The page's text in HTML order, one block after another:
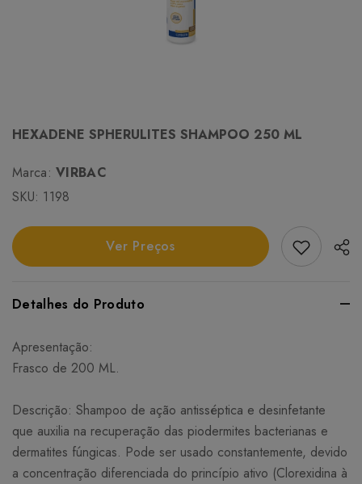
HEXADENE SPHERULITES SHAMPOO 250 ML
Marca: VIRBAC
SKU: 1198
Ver Preços Add
Detalhes do Produto
Apresentação:
Frasco de 200 ML.
Descrição: Shampoo de ação antisséptica e desinfetante
que auxilia na recuperação das piodermites bacterianas e
dermatites fúngicas. Pode ser usado constantemente, devido
a concentração diferenciada do princípio ativo (Clorexidina à